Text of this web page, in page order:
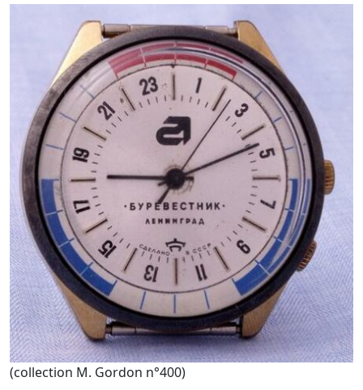
(collection M. Gordon n°400)